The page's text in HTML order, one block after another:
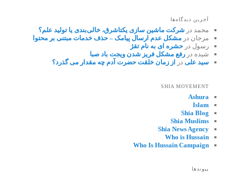
آخرین دیدگاه‌ها
محمد درشرکت ماشین سازی یکتاشرق، خالی‌بندی یا تولید علم؟
مرجان درمشکل عدم ارسال پیامک – حذف خدمات مبتنی بر محتوا
رسول درحشره ای به نام تقژ
شیده دررفع مشکل فریز شدن ویجت باد صبا
سید علی در از زمان خلقت حضرت آدم چه مقدار می گذرد؟
SHIA MOVEMENT
Ashura
Islam
Shia Blog
Shia Muslims
Shia News Agency
Who is Hussain
Who Is Hussain Campaign
پیوندها